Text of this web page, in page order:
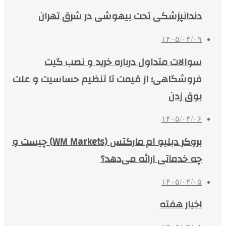
دندانپزشکی تحت بیهوشی در شرق تهران
۱۴۰۵/۰۴/۰۹
سوالات متداول درباره خرید و نصب گیت
فروشگاهی؛ از قیمت تا تنظیم حساسیت و علت
بوق زدن
۱۴۰۵/۰۴/۰۶
بروکر دبلیو ام مارکتس (WM Markets) چیست و
چه خدماتی ارائه می‌دهد؟
۱۴۰۵/۰۴/۰۵
اخبار هفته